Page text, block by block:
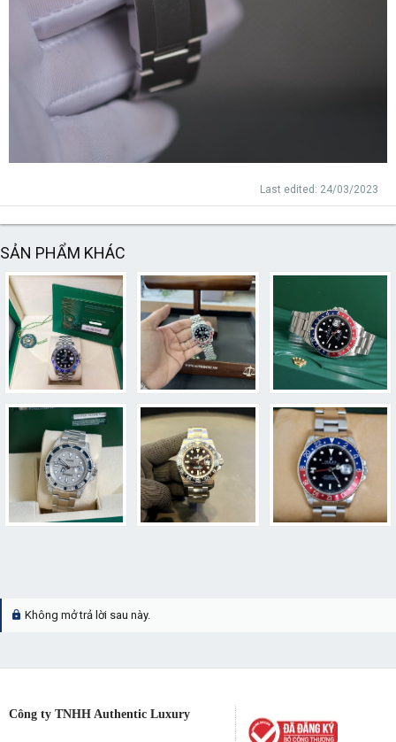
Last edited: 24/03/2023
SẢN PHẨM KHÁC
Không mở trả lời sau này.
Công ty TNHH Authentic Luxury